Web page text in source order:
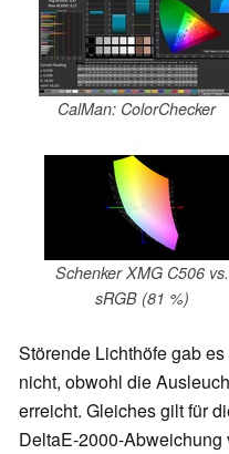
CalMan: ColorChecker
Schenker XMG C506 vs.
sRGB (81 %)
Störende Lichthöfe gab
nicht, obwohl die
erreicht. Gleiches gilt für
DeltaE-2000-Abweichung